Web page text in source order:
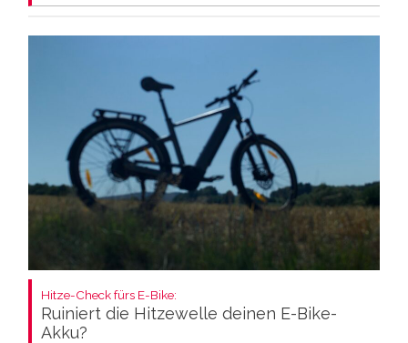
Hitze-Check fürs E-Bike:
Ruiniert die Hitzewelle deinen E-Bike-
Akku?